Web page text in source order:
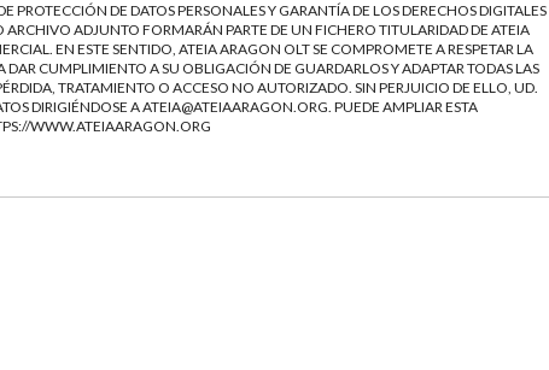
DE DATOS PERSONALES Y GARANTÍA DE LOS DERECHOS DIGITALES
ADJUNTO FORMARÁN PARTE DE UN FICHERO TITULARIDAD DE ATEIA
EN ESTE SENTIDO, ATEIA ARAGON OLT SE COMPROMETE A RESPETAR LA
CUMPLIMIENTO A SU OBLIGACIÓN DE GUARDARLOS Y ADAPTAR TODAS LAS
TRATAMIENTO O ACCESO NO AUTORIZADO. SIN PERJUICIO DE ELLO, UD.
DIRIGIÉNDOSE AATEIA@ATEIAARAGON.ORG. PUEDE AMPLIAR ESTA
WWW.ATEIAARAGON.ORG